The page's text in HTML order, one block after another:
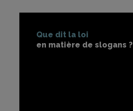
Que dit la loi
en matière de slogans ?